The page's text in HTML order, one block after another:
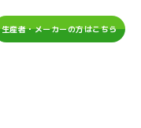
生産者・メーカーの方はこちら